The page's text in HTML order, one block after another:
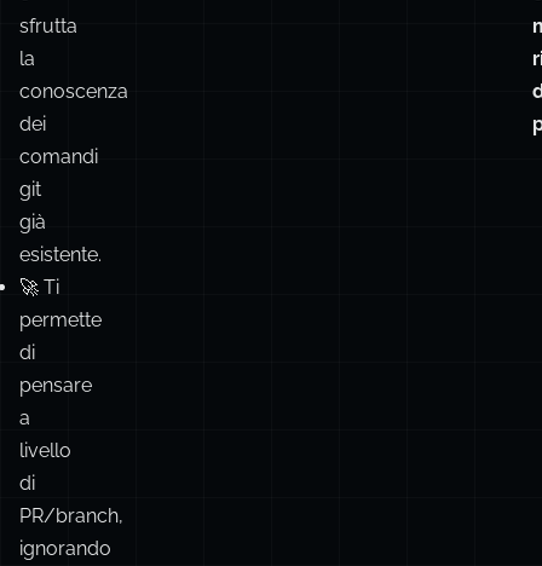
passaggi,
meno
conflitti
complessivi,
e
sfrutta
la
conoscenza
dei
comandi
git
già
esistente.
🚀 Ti
permette
di
pensare